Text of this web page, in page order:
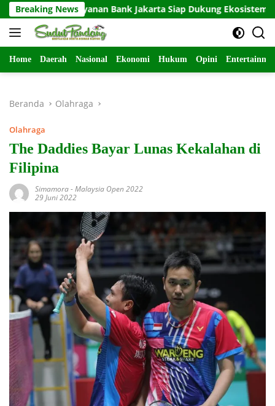
Langsung
ke
konten
Breaking News
Layanan Bank Jakarta Siap Dukung Ekosistem Persija
Home Daerah Nasional Ekonomi Hukum Opini
Beranda Olahraga
Olahraga
The Daddies Bayar Lunas Kekalahan di
Filipina
Simamora-Malaysia Open 2022
29 Juni 2022